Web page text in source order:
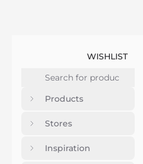
WISHLIST
Products
Stores
Inspiration